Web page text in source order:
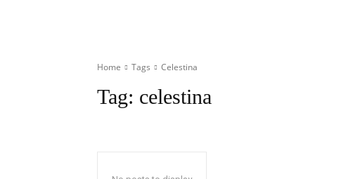
Home Tags Celestina
Tag: celestina